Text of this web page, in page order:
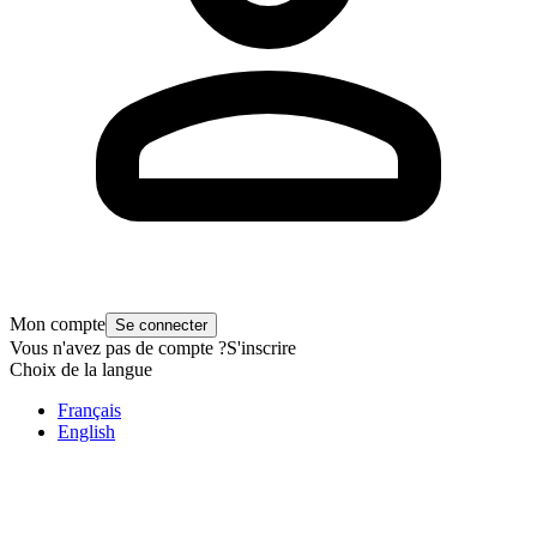
Mon compte Se connecter
Vous n'avez pas de compte ?S'inscrire
Choix de la langue
Français
English